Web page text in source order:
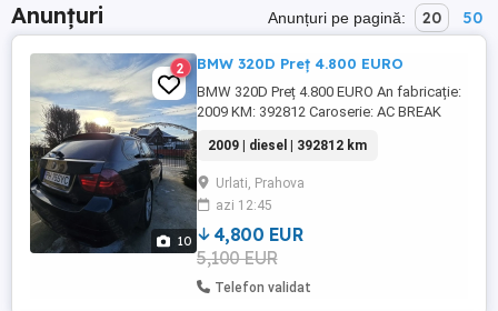
Anunțuri Anunțuri pe pagină: 20 50
10
2 BMW 320D Preț 4.800 EURO
BMW 320D Preț 4.800 EURO An fabricație:
2009 KM: 392812 Caroserie: AC BREAK
(cm ): 1995 Transmisie: Manuală 6 trepte
Putere (kW):130 Combustibil: Diesel
Normă de poluare: Euro 5 Culoare: Negru
Număr locuri: 5 Tracțiune: SPATE
Capacitate rezervor: ...
2009 | diesel | 392812 km
Urlati, Prahova
azi 12:45
4,800 EUR
5,100 EUR
Telefon validat